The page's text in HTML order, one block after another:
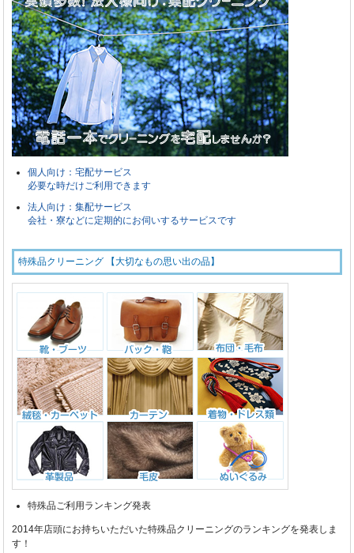
個人向け：宅配サービス
必要な時だけご利用できます
法人向け：集配サービス
会社・寮などに定期的にお伺いするサービスです
特殊品クリーニング 【大切なもの思い出の品】
特殊品ご利用ランキング発表
2014年店頭にお持ちいただいた特殊品クリーニングのランキングを発表しま
す！